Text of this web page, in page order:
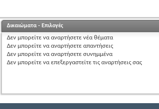
Δικαιώματα - Επιλογές
Δεν μπορείτενα αναρτήσετε νέα θέματα
Δεν μπορείτενα αναρτήσετε απαντήσεις
Δεν μπορείτενα αναρτήσετε συνημμένα
Δεν μπορείτενα επεξεργαστείτετις αναρτήσεις σας